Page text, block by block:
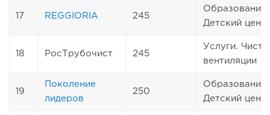
17 REGGIORIA 245
Образование.
Детский
18 РосТрубочист 245
Услуги.
вентиляции
19
Поколение
лидеров
250
Образование.
Детский